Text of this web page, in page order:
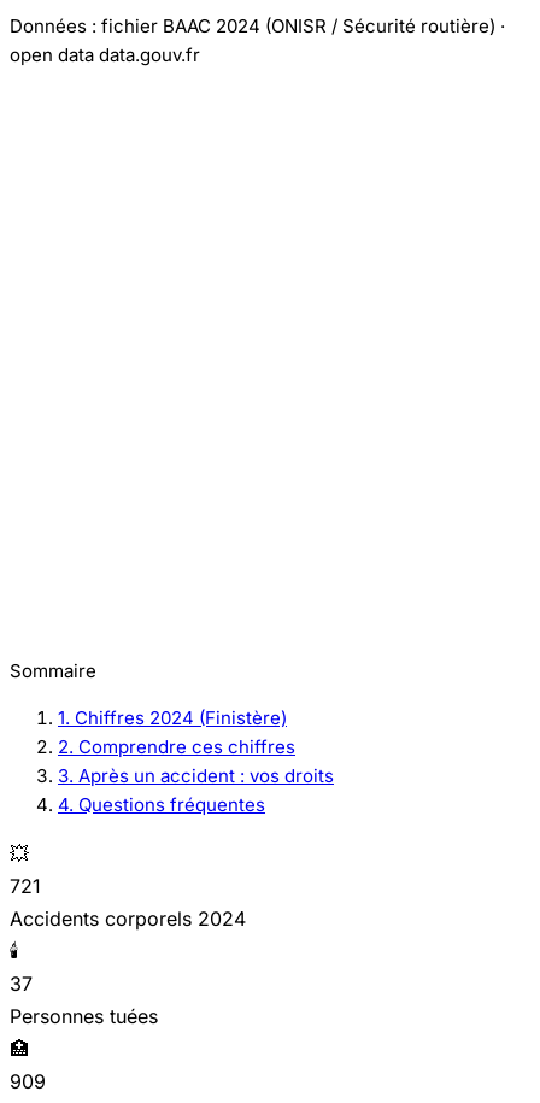
Données : fichier BAAC 2024 (ONISR / Sécurité routière) ·
open data data.gouv.fr
Sommaire
1. Chiffres 2024 (Finistère)
2. Comprendre ces chiffres
3. Après un accident : vos droits
4. Questions fréquentes
💥
721
Accidents corporels 2024
🕯️
37
Personnes tuées
🏥
909